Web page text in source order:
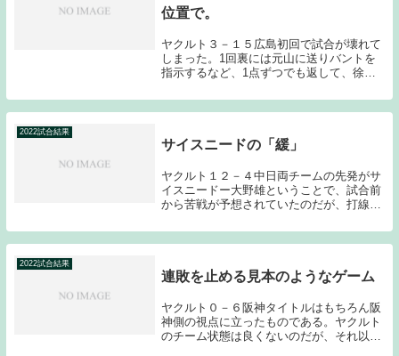
位置で。
ヤクルト３－１５広島初回で試合が壊れて
しまった。1回裏には元山に送りバントを
指示するなど、1点ずつでも返して、徐々
マネジメントが見られたのだが、2回以降
も失点を重ねてしまったため、その後は、
2022試合結果
サイスニードの「緩」
ヤクルト１２－４中日両チームの先発がサ
イスニードー大野雄ということで、試合前
から苦戦が予想されていたのだが、打線が
り、最終的には１２－４というスコアでの
大勝となった。バンテリンドームでの中日
2022試合結果
連敗を止める見本のようなゲーム
ヤクルト０－６阪神タイトルはもちろん阪
神側の視点に立ったものである。ヤクルト
のチーム状態は良くないのだが、それ以上